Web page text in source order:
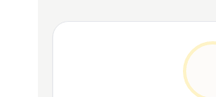
ΓΙΑ ΚΆΘΕ